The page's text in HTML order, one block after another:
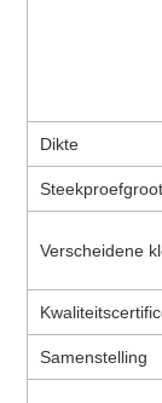
Dikte
Verscheidene
Samenstelling